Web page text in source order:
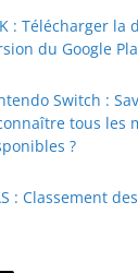
: Télécharger la
du Google
Switch :
tous les
?
: Classement